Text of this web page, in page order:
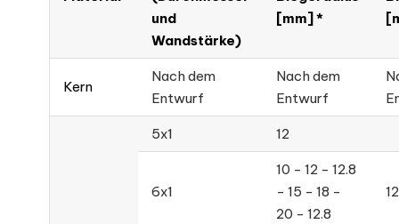
und
Wandstärke)
[mm] *
Kern
Nach dem
Entwurf
Nach dem
Entwurf
5x1 12
6x1
10 - 12 - 12.8
- 15 - 18 -
20 - 12.8